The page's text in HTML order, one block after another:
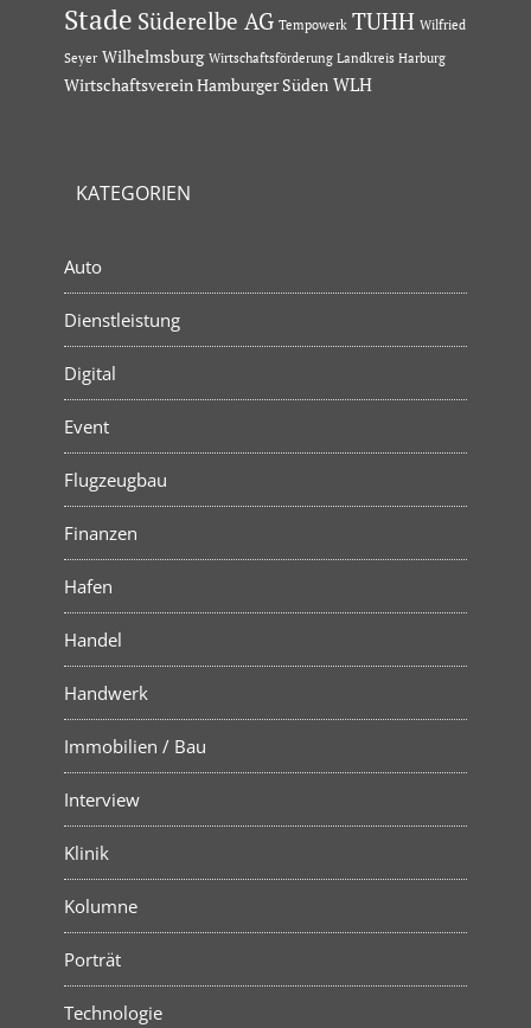
Stade Süderelbe AG Tempowerk TUHH Wilfried
Seyer Wilhelmsburg Wirtschaftsförderung Landkreis Harburg
Wirtschaftsverein Hamburger Süden WLH
KATEGORIEN
Auto
Dienstleistung
Digital
Event
Flugzeugbau
Finanzen
Hafen
Handel
Handwerk
Immobilien / Bau
Interview
Klinik
Kolumne
Porträt
Technologie